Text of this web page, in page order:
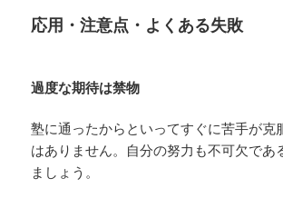
応用・注意点・よくある失敗
過度な期待は禁物
塾に通ったからといってすぐに苦手が克
はありません。自分の努力も不可欠であ
ましょう。